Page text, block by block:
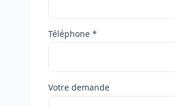
Téléphone *
Votre demande